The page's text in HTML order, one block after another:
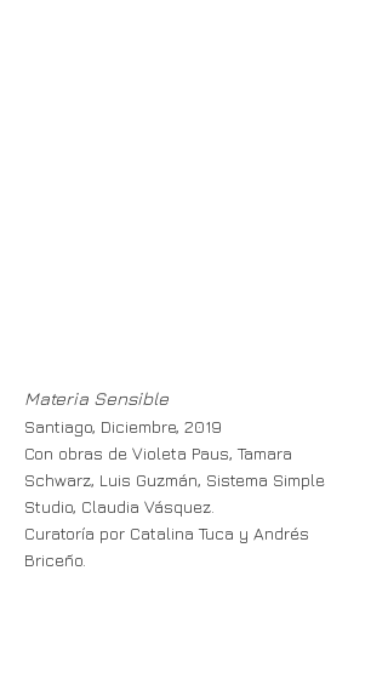
Materia Sensible
Santiago, Diciembre, 2019
Con obras de Violeta Paus, Tamara
Schwarz, Luis Guzmán, Sistema Simple
Studio, Claudia Vásquez.
Curatoría por Catalina Tuca y Andrés
Briceño.